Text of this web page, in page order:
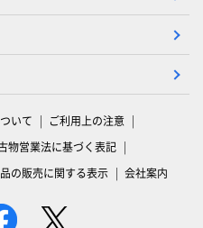
いて
ご利用上の注意
物営業法に基づく表記
の販売に関する表示 会社案内